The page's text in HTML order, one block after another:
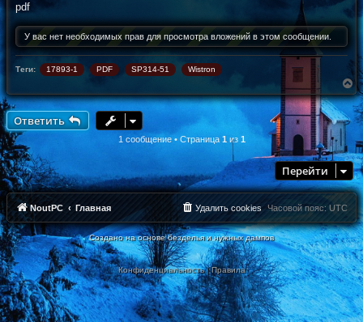
щ
е
н
и
е
pdf
У вас нет необходимых прав для просмотра вложений в этом сообщении.
Теги: 17893-1 PDF SP314-51 Wistron
В
е
р
н
т
ь
с
я
к
н
ч
а
л
у
Ответить
1 сообщение • Страница 1из 1
Перейти
NoutPC Главная Часовой пояс: UTC
Удалить cookies
Создано на основе безделья и нужных дампов
Конфиденциальность|Правила